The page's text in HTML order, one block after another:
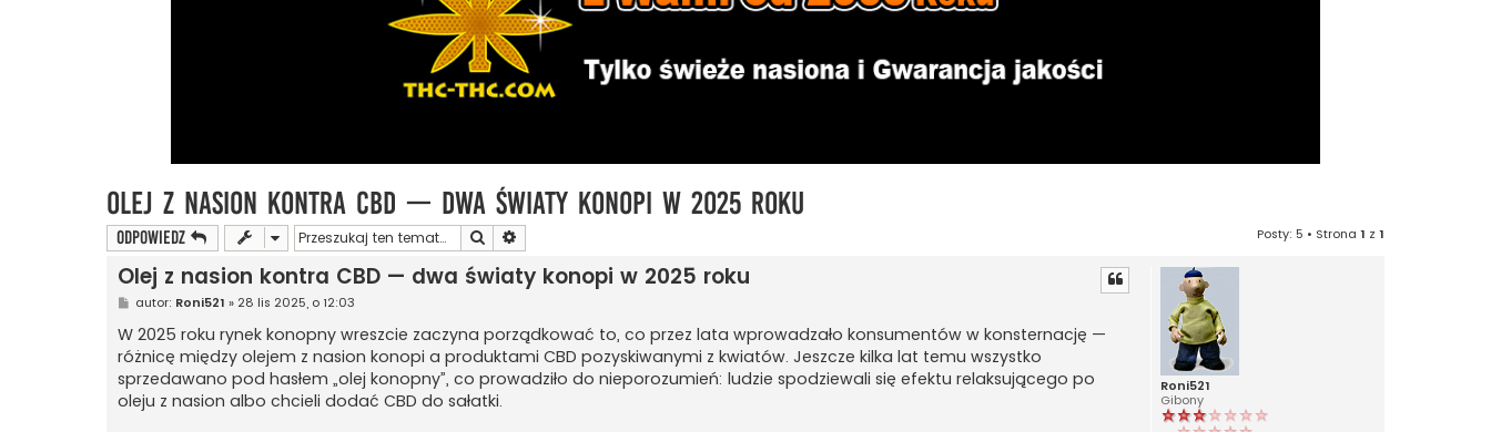
Olej z nasion kontra CBD — dwa światy konopi w 2025 roku
ODPOWIEDZ Szukaj Posty: 5 • Strona 1 z 1
Roni521
Gibony
Olej z nasion kontra CBD — dwa światy konopi w 2025 roku
P
s
t
autor: Roni521 » 28 lis 2025, o 12:03
W 2025 roku rynek konopny wreszcie zaczyna porządkować to, co przez lata wprowadzało konsumentów w konsternację —
różnicę między olejem z nasion konopi a produktami CBD pozyskiwanymi z kwiatów. Jeszcze kilka lat temu wszystko
sprzedawano pod hasłem „olej konopny”, co prowadziło do nieporozumień: ludzie spodziewali się efektu relaksującego po
oleju z nasion albo chcieli dodać CBD do sałatki.